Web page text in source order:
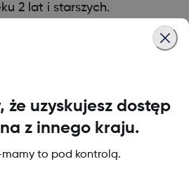
2 lat i starszych.
poziomu glukozy z systemu
urządzeń znajduje się
compatibility
że uzyskujesz dostęp
z innego kraju.
to pod kontrolą.